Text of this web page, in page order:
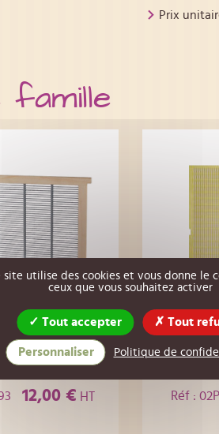
Prix
famille
PARTITION
Dadant
12,00 € HT
grille à
Réf :
site utilise des cookies et vous donne le
ceux que vous souhaitez activer
Tout accepter Tout
Personnaliser Politique de